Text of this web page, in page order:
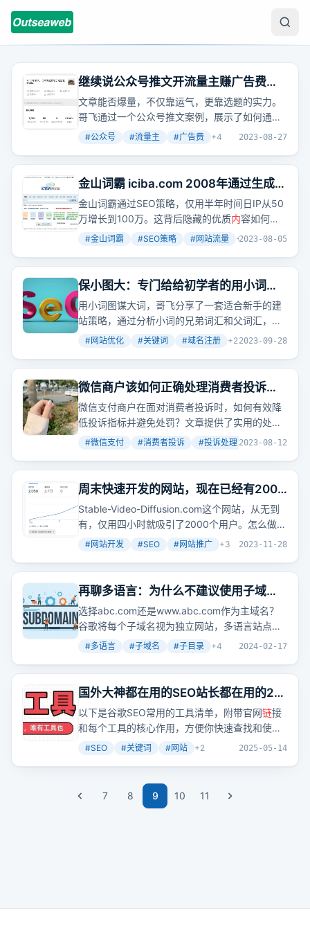
继续说公众号推文开流量主赚广告费真
的有那么好赚吗？
文章能否爆量，不仅靠运气，更靠选题的实力。
哥飞通过一个公众号推文案例，展示了如何通过
选题和内
容引起读者共鸣，从而获得系统推荐和
#公众号 #流量主 #广告费 +4 2023-08-27
金山词霸 iciba.com 2008年通过生成页
面，半年时间日IP从50万增长到100万
金山词霸通过SEO策略，仅用半年时间日IP从50
万增长到100万。这背后隐藏的优质内容如何被
搜索引擎发现？
#金山词霸 #SEO策略 #网站流量 +2
2023-08-05
保小图大：专门给给初学者的用小词图
谋大词做站策略
用小词图谋大词，哥飞分享了一套适合新手的建
站策略，通过分析小词的兄弟词汇和父词汇，逐
步扩展网站关键词覆盖范围，实现从小词到大词
#网站优化 #关键词 #域名注册 +22023-09-28
微信商户该如何正确处理消费者投诉，
降低各项投诉指标呢？一些简单实用的
小技巧解除你的烦恼
微信支付商户在面对消费者投诉时，如何有效降
低投诉指标并避免处罚？文章提供了实用的处理
技巧，比如及时回应投诉、正确使用投诉处理接
#微信支付 #消费者投诉 #投诉处理 +2
2023-08-12
周末快速开发的网站，现在已经有2000
人访问过了
Stable-Video-Diffusion.com这个网站，从无到
有，仅用四小时就吸引了2000个用户。怎么做到
的？
#网站开发 #SEO #网站推广 +3 2023-11-28
再聊多语言：为什么不建议使用子域名
而更建议使用子目录
选择abc.com还是www.abc.com作为主域名？
谷歌将每个子域名视为独立网站，多语言站点应
使用子目录而非子域名，以避免权重分散。
#多语言 #子域名 #子目录 +4 2024-02-17
国外大神都在用的SEO站长都在用的22
个免费工具，小白必看！
以下是谷歌SEO常用的工具清单，附带官网链接
和每个工具的核心作用，方便你快速查找和使
用，建议收藏，以免以后想找，找不到！
#SEO #关键词 #网站 +2 2025-05-14
7 8 9 10 11